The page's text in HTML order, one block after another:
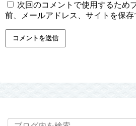
次回のコメントで使用するため
前、メールアドレス、サイトを保存